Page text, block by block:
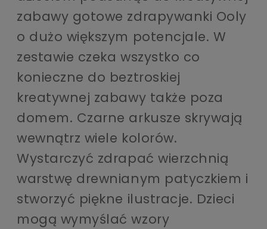
zabawy gotowe zdrapywanki Ooly
o dużo większym potencjale. W
zestawie czeka wszystko co
konieczne do beztroskiej
kreatywnej zabawy także poza
domem. Czarne arkusze skrywają
wewnątrz wiele kolorów.
Wystarczyć zdrapać wierzchnią
warstwę drewnianym patyczkiem i
stworzyć piękne ilustracje. Dzieci
mogą wymyślać wzory